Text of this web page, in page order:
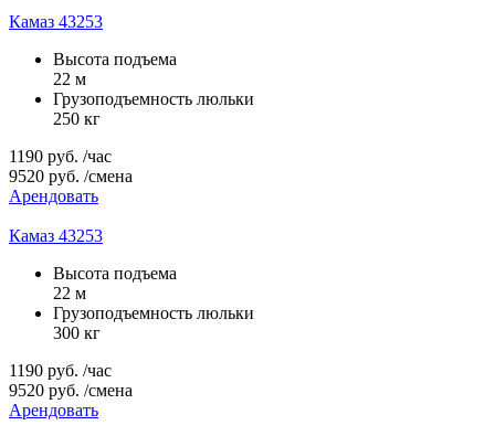
Камаз 43253
Высота подъема
22 м
Грузоподъемность люльки
250 кг
1190 руб. /час
9520 руб. /смена
Арендовать
Камаз 43253
Высота подъема
22 м
Грузоподъемность люльки
300 кг
1190 руб. /час
9520 руб. /смена
Арендовать